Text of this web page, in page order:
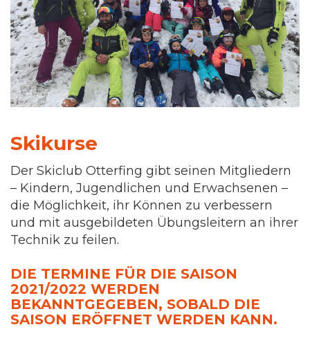
Skikurse
Der Skiclub Otterfing gibt seinen Mitgliedern
– Kindern, Jugendlichen und Erwachsenen –
die Möglichkeit, ihr Können zu verbessern
und mit ausgebildeten Übungsleitern an ihrer
Technik zu feilen.
DIE TERMINE FÜR DIE SAISON
2021/2022 WERDEN
BEKANNTGEGEBEN, SOBALD DIE
SAISON ERÖFFNET WERDEN KANN.